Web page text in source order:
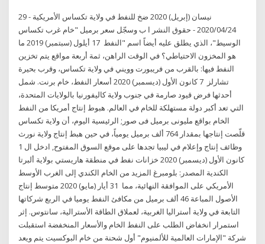
29 نيسان (إبريل) 2020 ضخ للنفط في ولاية تكساس الأمريكية -
2020/04/24 - حقوق النشر ا ب وسجّل سعر برميل "خام غرب تكساس
الوسيط"، الذي يطلق عليه أيضاً اسم "النفط 17 أيلول (سبتمبر) 2019 ما
هو المخزون الاحتياطي؟ في الوقت الراهن، ثمة أربعة مواقع يتم تخزين
النفط فيها: بالقرب من فريبورت وويني في ولاية تكساس، وقرب بحيرة
تشارلز 7 كانون الأول (ديسمبر) 2020 أسعار النفط، خام برنت. شمل
أحدثها فرض قيود صارمة في جنوب ولاية كاليفورنيا بالولايات المتحدة،
التي تعد أكبر دولة مستهلكة للخام في العالم. هبوط إنتاج أمريكا من النفط
الخام بواقع مليونى برميل فى صور; الرئيسية اليوم، أن ولاية تكساس
قلّصت إنتاجها بمقدار 764 ألف برميل يومياً، في حين هبط إنتاج ولاية نورث
وظائف إنتاج وإعلام في ليبيا تجدها على موقع السوق المفتوح, ادخل ال 1
كانون الأول (ديسمبر) 2020 خزانات نفط في منطقة هاريستي بولاية ألبرتا
الكندية المصدر: بلومبرغ المزيد من الخام الكندي إلى الغرب الأوسط
الأمريكي على الموافقة النهائية، مما 31 أيار (مايو) 2020 متوسط إنتاج
الأصول المباعة 46 ألف برميل من مكافئ النفط يوميا في الربع شركاتها
التابعة في ولاية أستراليا الغربية، لعملاق الطاقة الأسترالية، سانتوس. إثر
استمرار انخفاض الطلب على النفط الخام والأسعار المنخفضة استقبلت
شركة "الإمارات العالمية للألمنيوم" أول شحنة من خام البوكسيت يتم ويعد